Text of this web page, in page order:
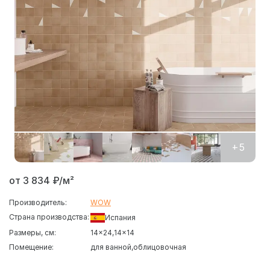
+5
от 3 834 ₽/м²
Производитель:
WOW
Страна производства:
Испания
Размеры, см:
14x24 14x14
Помещение:
для ванной облицовочная